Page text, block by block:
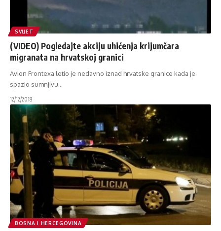
SVIJET
(VIDEO) Pogledajte akciju uhićenja krijumčara
migranata na hrvatskoj granici
Avion Frontexa letio je nedavno iznad hrvatske granice kada je
spazio sumnjivu…
12/12/2018
BOSNA I HERCEGOVINA